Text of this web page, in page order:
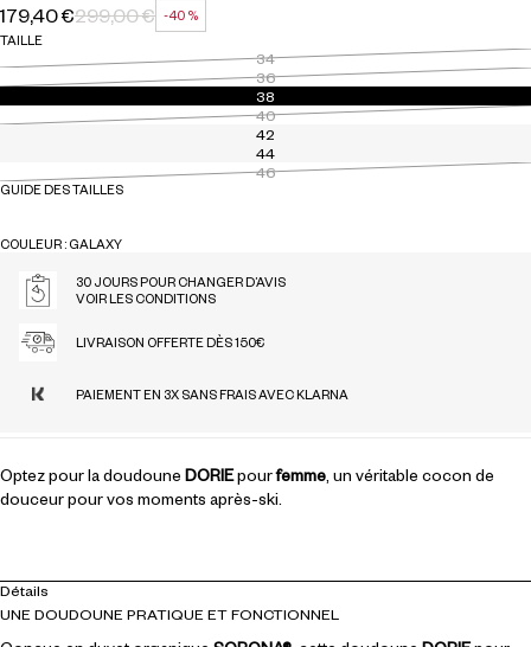
PRIX HABITUEL
299,00 €
PRIX SOLDÉ
179,40 €
RÉDUCTION
-40 %
TAILLE
34
36
38
40
42
44
46
GUIDE DES TAILLES
COULEUR : GALAXY
30 JOURS POUR CHANGER D’AVIS
VOIR LES CONDITIONS
LIVRAISON OFFERTE DÈS 150€
PAIEMENT EN 3X SANS FRAIS AVEC KLARNA
Optez pour la doudoune DORIEpourfemme , un véritable cocon de
douceur pour vos moments après-ski.
Détails
UNE DOUDOUNE PRATIQUE ET FONCTIONNEL